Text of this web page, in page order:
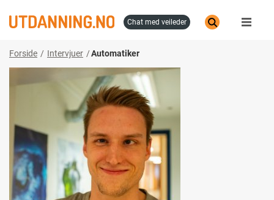
til
chat med veileder
Forside Intervjuer Automatiker